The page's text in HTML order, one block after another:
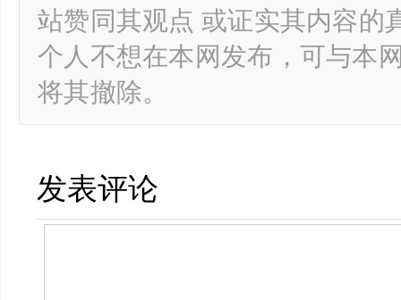
站赞同其观点 或证实其内容的
个人不想在本网发布，可与本
将其撤除。
发表评论